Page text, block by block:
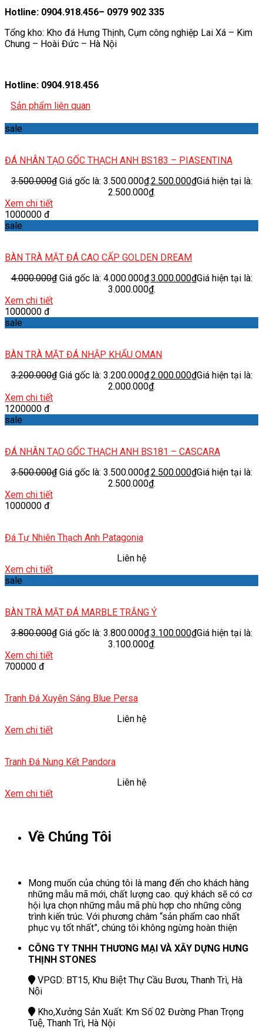
Hotline: 0904.918.456– 0979 902 335
Tổng kho: Kho đá Hưng Thịnh, Cụm công nghiệp Lai Xá – Kim
Chung – Hoài Đức – Hà Nội
Hotline: 0904.918.456
Sản phẩm liên quan
sale
ĐÁ NHÂN TẠO GỐC THẠCH ANH BS183 – PIASENTINA
3.500.000₫ Giá gốc là: 3.500.000₫.2.500.000₫Giá hiện tại là:
2.500.000₫.
Xem chi tiết
1000000 đ
sale
BÀN TRÀ MẶT ĐÁ CAO CẤP GOLDEN DREAM
4.000.000₫ Giá gốc là: 4.000.000₫.3.000.000₫Giá hiện tại là:
3.000.000₫.
Xem chi tiết
1000000 đ
sale
BÀN TRÀ MẶT ĐÁ NHẬP KHẨU OMAN
3.200.000₫ Giá gốc là: 3.200.000₫.2.000.000₫Giá hiện tại là:
2.000.000₫.
Xem chi tiết
1200000 đ
sale
ĐÁ NHÂN TẠO GỐC THẠCH ANH BS181 – CASCARA
3.500.000₫ Giá gốc là: 3.500.000₫.2.500.000₫Giá hiện tại là:
2.500.000₫.
Xem chi tiết
1000000 đ
Đá Tự Nhiên Thạch Anh Patagonia
Liên hệ
Xem chi tiết
sale
BÀN TRÀ MẶT ĐÁ MARBLE TRẮNG Ý
3.800.000₫ Giá gốc là: 3.800.000₫.3.100.000₫Giá hiện tại là:
3.100.000₫.
Xem chi tiết
700000 đ
Tranh Đá Xuyên Sáng Blue Persa
Liên hệ
Xem chi tiết
Tranh Đá Nung Kết Pandora
Liên hệ
Xem chi tiết
Về Chúng Tôi
Mong muốn của chúng tôi là mang đến cho khách hàng
những mẫu mã mới, chất lượng cao. quý khách sẽ có cơ
hội lựa chọn những mẫu mã phù hợp cho những công
trình kiến trúc. Với phương châm “sản phẩm cao nhất
phục vụ tốt nhất”, chúng tôi không ngừng hoàn thiện
CÔNG TY TNHH THƯƠNG MẠI VÀ XÂY DỰNG HƯNG
THỊNH STONES
VPGD: BT15, Khu Biệt Thự Cầu Bươu, Thanh Trì, Hà
Nội
Kho,Xưởng Sản Xuất: Km Số 02 Đường Phan Trọng
Tuệ, Thanh Trì, Hà Nội